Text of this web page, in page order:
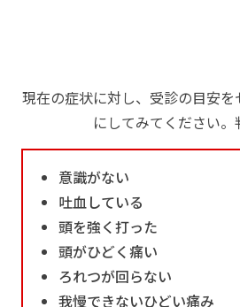
現在の症状に対し、受診の目安
にしてみてください
意識がない
吐血している
頭を強く打った
頭がひどく痛い
ろれつが回らない
我慢できないひどい痛み